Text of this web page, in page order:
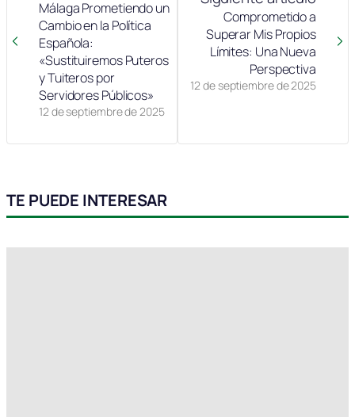
12 de septiembre de 2025
Málaga Prometiendo un
Cambio en la Política
Española:
«Sustituiremos Puteros
y Tuiteros por
Servidores Públicos»
12 de septiembre de 2025
Comprometido a
Superar Mis Propios
Límites: Una Nueva
Perspectiva
TE PUEDE INTERESAR